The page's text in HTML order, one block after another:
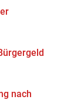
nach